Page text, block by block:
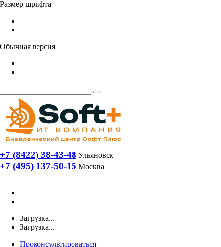
Размер шрифта
Обычная версия
+7 (8422) 38-43-48 Ульяновск
+7 (495) 137-50-15 Москва
Загрузка...
Загрузка...
Проконсультироваться